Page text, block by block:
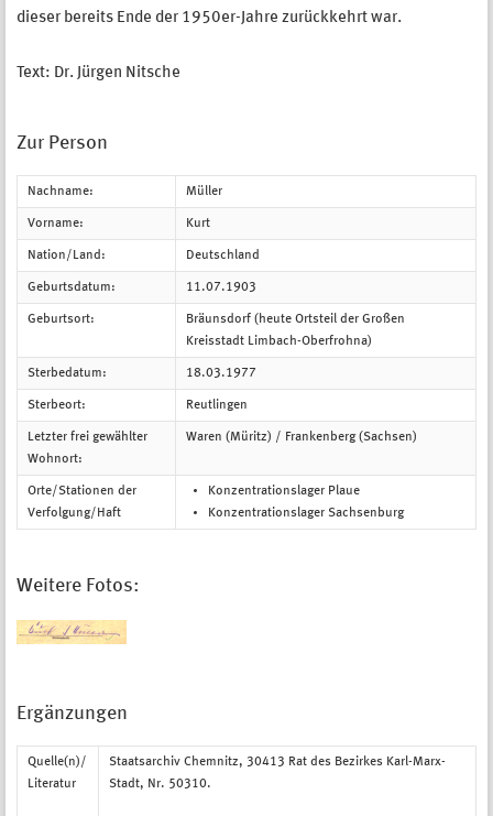
dieser bereits Ende der 1950er-Jahre zurückkehrt war.
Text: Dr. Jürgen Nitsche
Zur Person
Nachname: Müller
Vorname: Kurt
Nation/Land: Deutschland
Geburtsdatum: 11.07.1903
Geburtsort:
Bräunsdorf (heute Ortsteil der Großen
Kreisstadt Limbach-Oberfrohna)
Sterbedatum: 18.03.1977
Sterbeort: Reutlingen
Letzter frei gewählter
Wohnort:
Waren (Müritz) / Frankenberg (Sachsen)
Orte/Stationen der
Verfolgung/Haft
Konzentrationslager Plaue
Konzentrationslager Sachsenburg
Weitere Fotos:
Ergänzungen
Quelle(n)/
Literatur
Staatsarchiv Chemnitz, 30413 Rat des Bezirkes Karl-Marx-
Stadt, Nr. 50310.